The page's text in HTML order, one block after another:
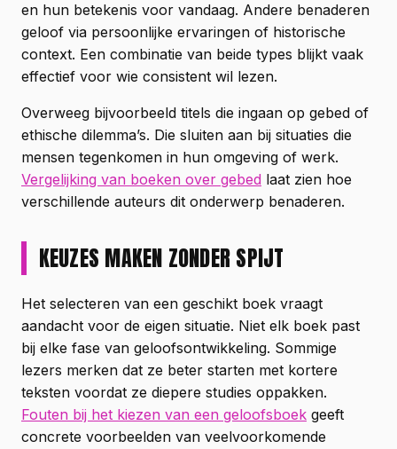
en hun betekenis voor vandaag. Andere benaderen
geloof via persoonlijke ervaringen of historische
context. Een combinatie van beide types blijkt vaak
effectief voor wie consistent wil lezen.
Overweeg bijvoorbeeld titels die ingaan op gebed of
ethische dilemma’s. Die sluiten aan bij situaties die
mensen tegenkomen in hun omgeving of werk.
Vergelijking van boeken over gebed laat zien hoe
verschillende auteurs dit onderwerp benaderen.
KEUZES MAKEN ZONDER SPIJT
Het selecteren van een geschikt boek vraagt
aandacht voor de eigen situatie. Niet elk boek past
bij elke fase van geloofsontwikkeling. Sommige
lezers merken dat ze beter starten met kortere
teksten voordat ze diepere studies oppakken.
Fouten bij het kiezen van een geloofsboek geeft
concrete voorbeelden van veelvoorkomende